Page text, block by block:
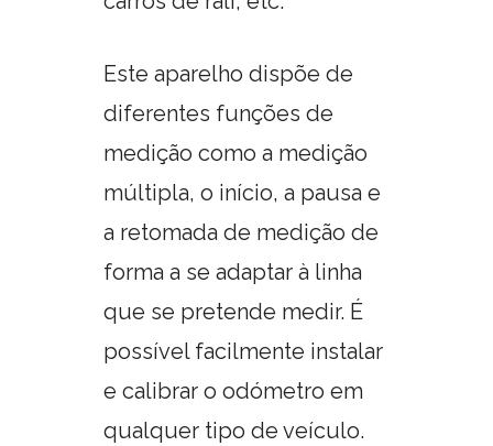
Este aparelho dispõe de
diferentes funções de
medição como a medição
múltipla, o início, a pausa e
a retomada de medição de
forma a se adaptar à linha
que se pretende medir. É
possível facilmente instalar
e calibrar o odómetro em
qualquer tipo de veículo.